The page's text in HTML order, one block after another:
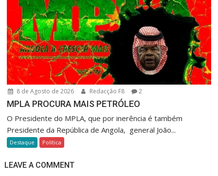
8 de Agosto de 2026 Redacção F8 2
MPLA PROCURA MAIS PETRÓLEO
O Presidente do MPLA, que por inerência é também
Presidente da República de Angola, general João...
Destaque Política
LEAVE A COMMENT